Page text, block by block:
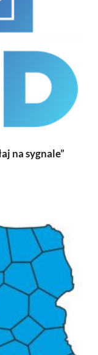
na sygnale”